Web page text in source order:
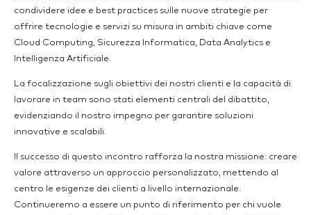
condividere idee e best practices sulle nuove strategie per
offrire tecnologie e servizi su misura in ambiti chiave come
Cloud Computing, Sicurezza Informatica, Data Analytics e
Intelligenza Artificiale.
La focalizzazione sugli obiettivi dei nostri clienti e la capacità di
lavorare in team sono stati elementi centrali del dibattito,
evidenziando il nostro impegno per garantire soluzioni
innovative e scalabili.
Il successo di questo incontro rafforza la nostra missione: creare
valore attraverso un approccio personalizzato, mettendo al
centro le esigenze dei clienti a livello internazionale.
Continueremo a essere un punto di riferimento per chi vuole